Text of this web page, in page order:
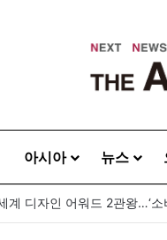
아시아 뉴스